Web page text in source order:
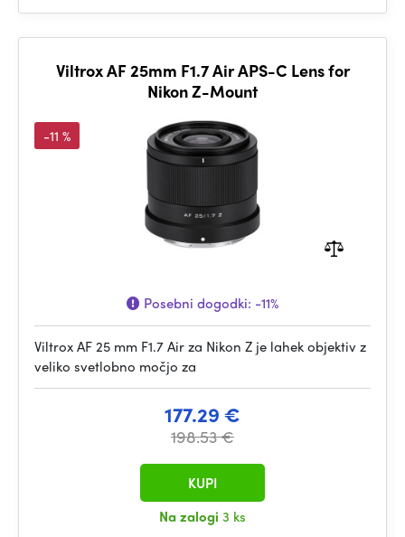
Viltrox AF 25mm F1.7 Air APS-C Lens for
Nikon Z-Mount
-11 %
Posebni dogodki: -11%
Viltrox AF 25 mm F1.7 Air za Nikon Z je lahek objektiv z
veliko svetlobno močjo za
177.29 €
198.53 €
Na zalogi 3 ks
KUPI